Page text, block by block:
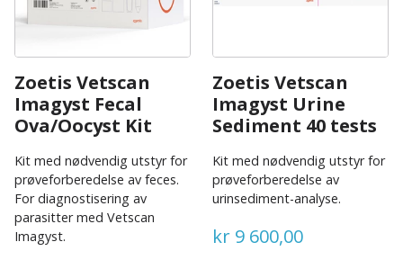
Zoetis Vetscan
Imagyst Fecal
Ova/Oocyst Kit
Kit med nødvendig utstyr for
prøveforberedelse av feces.
For diagnostisering av
parasitter med Vetscan
Imagyst.
Zoetis Vetscan
Imagyst Urine
Sediment 40 tests
Kit med nødvendig utstyr for
prøveforberedelse av
urinsediment-analyse.
kr 9 600,00